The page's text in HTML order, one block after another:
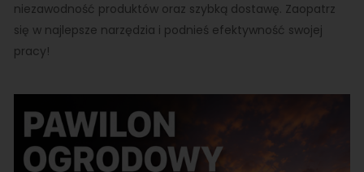
niezawodność produktów oraz szybką dostawę. Zaopatrz
się w najlepsze narzędzia i podnieś efektywność swojej
pracy!